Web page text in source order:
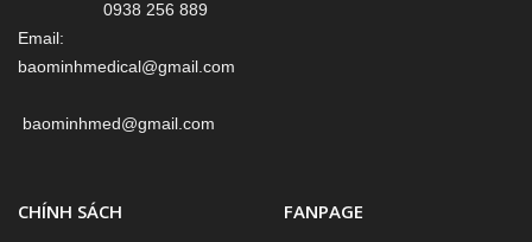
0938 256 889
Email:
baominhmedical@gmail.com
baominhmed@gmail.com
CHÍNH SÁCH FANPAGE